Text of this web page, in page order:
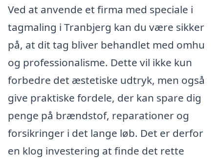
Ved at anvende et firma med speciale i
tagmaling i Tranbjerg kan du være sikker
på, at dit tag bliver behandlet med omhu
og professionalisme. Dette vil ikke kun
forbedre det æstetiske udtryk, men også
give praktiske fordele, der kan spare dig
penge på brændstof, reparationer og
forsikringer i det lange løb. Det er derfor
en klog investering at finde det rette